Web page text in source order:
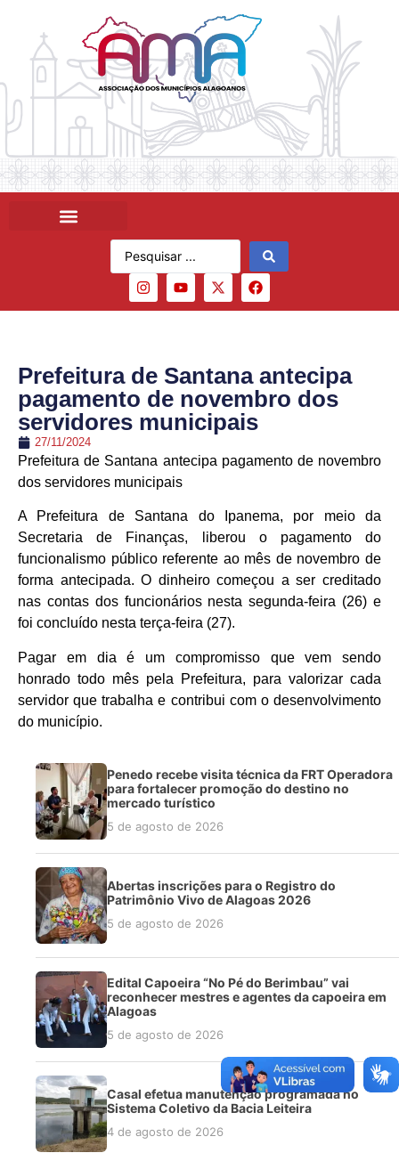
Prefeitura de Santana antecipa
pagamento de novembro dos
servidores municipais
27/11/2024
Prefeitura de Santana antecipa pagamento de novembro
dos servidores municipais
A Prefeitura de Santana do Ipanema, por meio da
Secretaria de Finanças, liberou o pagamento do
funcionalismo público referente ao mês de novembro de
forma antecipada. O dinheiro começou a ser creditado
nas contas dos funcionários nesta segunda-feira (26) e
foi concluído nesta terça-feira (27).
Pagar em dia é um compromisso que vem sendo
honrado todo mês pela Prefeitura, para valorizar cada
servidor que trabalha e contribui com o desenvolvimento
do município.
Penedo recebe visita técnica da FRT Operadora
para fortalecer promoção do destino no
mercado turístico
5 de agosto de 2026
Abertas inscrições para o Registro do
Patrimônio Vivo de Alagoas 2026
5 de agosto de 2026
Edital Capoeira “No Pé do Berimbau” vai
reconhecer mestres e agentes da capoeira em
Alagoas
5 de agosto de 2026
Casal efetua manutenção programada no
Sistema Coletivo da Bacia Leiteira
4 de agosto de 2026